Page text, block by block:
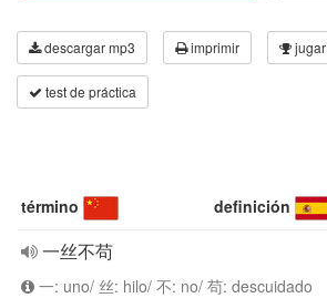
descargar mp3 imprimir jugar
test de práctica
término definición
一丝不苟
一: uno/ 丝: hilo/ 不: no/ 苟: descuidado